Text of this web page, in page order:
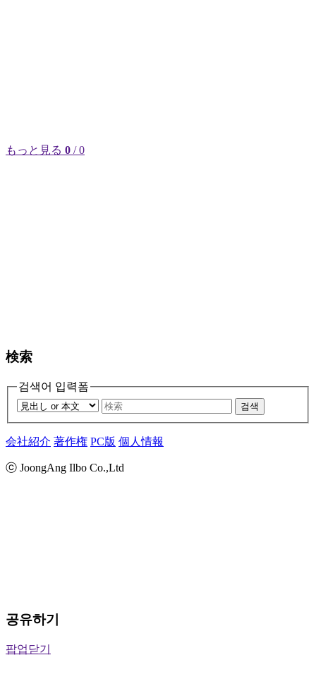
もっと見る 0 / 0
検索
검색어 입력폼
검색
会社紹介 著作権 PC版 個人情報
ⓒ JoongAng Ilbo Co.,Ltd
공유하기
팝업닫기